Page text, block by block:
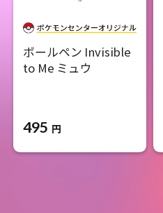
ボールペン Invisible
to Me ミュウ
495 円